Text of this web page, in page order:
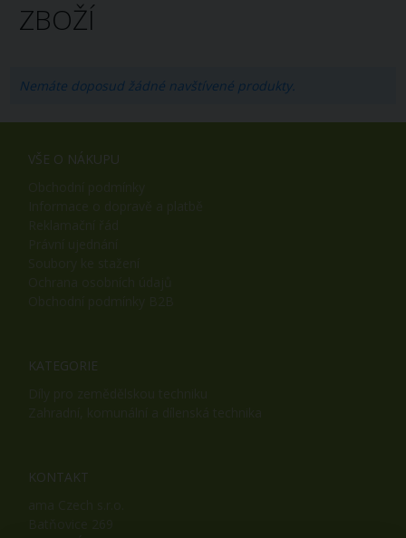
ZBOŽÍ
Nemáte doposud žádné navštívené produkty.
VŠE O NÁKUPU
KATEGORIE
KONTAKT